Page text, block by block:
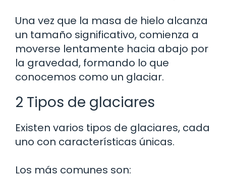
Una vez que la masa de hielo alcanza
un tamaño significativo, comienza a
moverse lentamente hacia abajo por
la gravedad, formando lo que
conocemos como un glaciar.
2 Tipos de glaciares
Existen varios tipos de glaciares, cada
uno con características únicas.
Los más comunes son: